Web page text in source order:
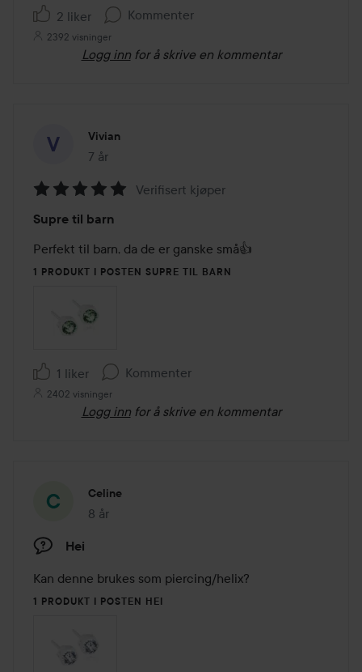
2 liker Kommenter
2392 visninger
Logg inn for å skrive en kommentar
Vivian
7 år
Innlegget ble opprettet 7 år
5
av
5
Verifisert kjøper
Supre til barn
Perfekt til barn, da de er ganske små👍
1 PRODUKT I POSTEN SUPRE TIL BARN
1 liker Kommenter
2402 visninger
Logg inn for å skrive en kommentar
Celine
8 år
Innlegget ble opprettet 8 år
Hei
Kan denne brukes som piercing/helix?
1 PRODUKT I POSTEN HEI